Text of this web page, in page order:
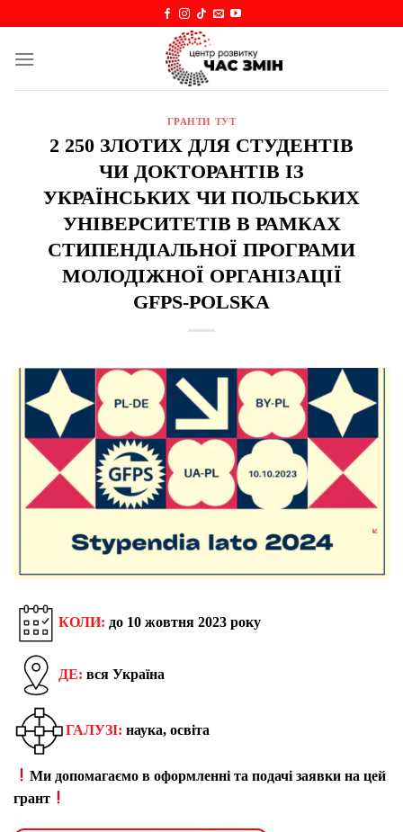
content
ГРАНТИ ТУТ
2 250 ЗЛОТИХ ДЛЯ СТУДЕНТІВ
ЧИ ДОКТОРАНТІВ ІЗ
УКРАЇНСЬКИХ ЧИ ПОЛЬСЬКИХ
УНІВЕРСИТЕТІВ В РАМКАХ
СТИПЕНДІАЛЬНОЇ ПРОГРАМИ
МОЛОДІЖНОЇ ОРГАНІЗАЦІЇ
GFPS-POLSKA
КОЛИ: до 10 жовтня 2023 року
ДЕ: вся Україна
ГАЛУЗІ: наука, освіта
Ми допомагаємо в оформленні та подачі заявки на цей
грант